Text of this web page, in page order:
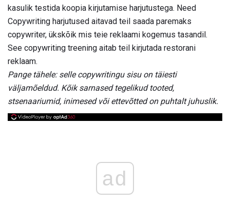
kasulik testida koopia kirjutamise harjutustega. Need
Copywriting harjutused aitavad teil saada paremaks
copywriter, ükskõik mis teie reklaami kogemus tasandil.
See copywriting treening aitab teil kirjutada restorani
reklaam.
Pange tähele: selle copywritingu sisu on täiesti
väljamõeldud. Kõik sarnased tegelikud tooted,
stsenaariumid, inimesed või ettevõtted on puhtalt juhuslik.
ad